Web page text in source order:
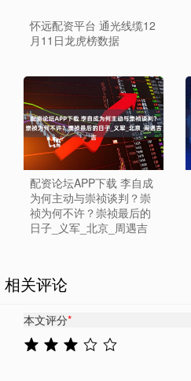
怀远配资平台 通光线缆12
月11日龙虎榜数据
配资论坛APP下载 李自成
为何主动与崇祯谈判？崇
祯为何不许？崇祯最后的
日子_义军_北京_周遇吉
相关评论
本文评分*